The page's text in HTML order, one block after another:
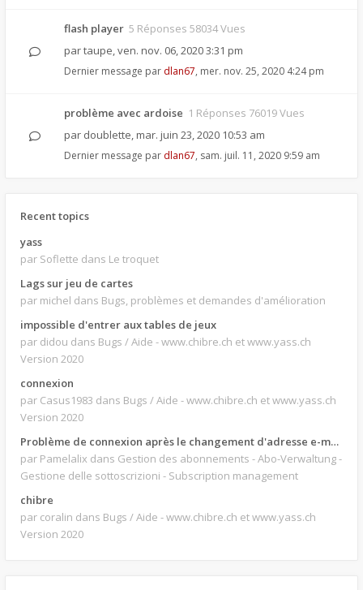
flash player 5 Réponses 58034 Vues
partaupe,ven. nov. 06, 2020 3:31 pm
Dernier message par dlan67, mer. nov. 25, 2020 4:24 pm
problème avec ardoise 1 Réponses 76019 Vues
par doublette, mar. juin 23, 2020 10:53 am
Dernier message par dlan67, sam. juil. 11, 2020 9:59 am
Recent topics
yass
par Soflette dans Le troquet
Lags sur jeu de cartes
par michel dans Bugs, problèmes et demandes d'amélioration
impossible d'entrer aux tables de jeux
par didou dans Bugs / Aide - www.chibre.ch et www.yass.ch
Version 2020
connexion
par Casus1983 dans Bugs / Aide - www.chibre.ch et www.yass.ch
Version 2020
Problème de connexion après le changement d'adresse e-mail.
par Pamelalix dans Gestion des abonnements - Abo-Verwaltung -
Gestione delle sottoscrizioni - Subscription management
chibre
par coralin dans Bugs / Aide - www.chibre.ch et www.yass.ch
Version 2020